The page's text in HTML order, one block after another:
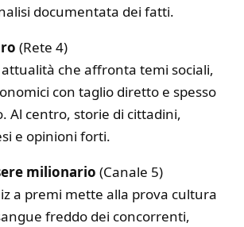
documentata dei fatti.
(Rete 4)
attualità che affronta temi sociali,
con taglio diretto e spesso
Al centro, storie di cittadini,
e opinioni forti.
milionario (Canale 5)
a premi mette alla prova cultura
freddo dei concorrenti,